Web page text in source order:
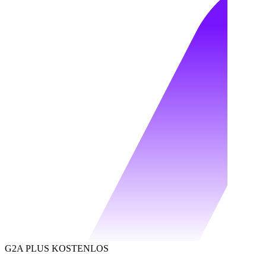
G2A PLUS KOSTENLOS